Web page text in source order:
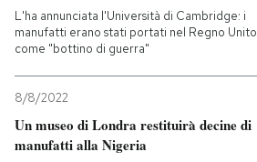
L'ha annunciata l'Università di Cambridge: i
manufatti erano stati portati nel Regno Unito
come "bottino di guerra"
8/8/2022
Un museo di Londra restituirà decine di
manufatti alla Nigeria